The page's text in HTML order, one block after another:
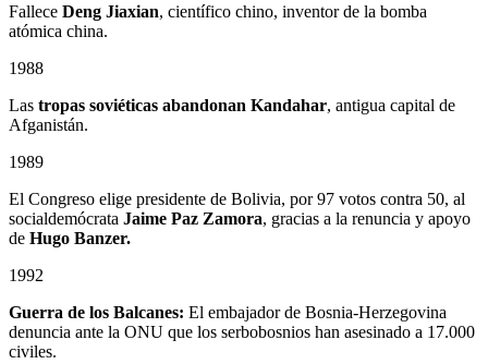
Fallece Deng Jiaxian, científico chino, inventor de la bomba
atómica china.
1988
Las tropas soviéticas abandonan Kandahar, antigua capital de
Afganistán.
1989
El Congreso elige presidente de Bolivia, por 97 votos contra 50, al
socialdemócrata Jaime Paz Zamora, gracias a la renuncia y apoyo
de Hugo Banzer.
1992
Guerra de los Balcanes: El embajador de Bosnia-Herzegovina
denuncia ante la ONU que los serbobosnios han asesinado a 17.000
civiles.